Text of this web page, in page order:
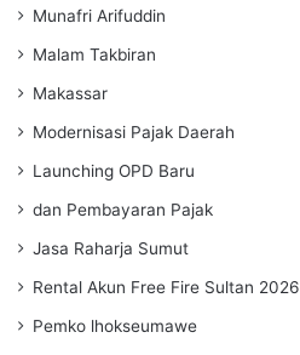
Munafri Arifuddin
Malam Takbiran
Makassar
Modernisasi Pajak Daerah
Launching OPD Baru
dan Pembayaran Pajak
Jasa Raharja Sumut
Rental Akun Free Fire Sultan 2026
Pemko lhokseumawe